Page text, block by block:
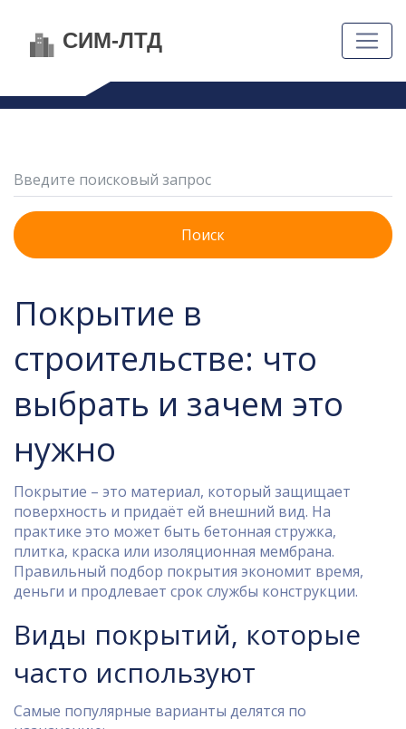
Поиск
Покрытие в
строительстве: что
выбрать и зачем это
нужно
Покрытие – это материал, который защищает
поверхность и придаёт ей внешний вид. На
практике это может быть бетонная стружка,
плитка, краска или изоляционная мембрана.
Правильный подбор покрытия экономит время,
деньги и продлевает срок службы конструкции.
Виды покрытий, которые
часто используют
Самые популярные варианты делятся по